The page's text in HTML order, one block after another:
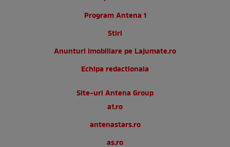
Program Antena 1
Stiri
Anunturi imobiliare pe Lajumate.ro
Echipa redactionala
Site-uri Antena Group
a1.ro
antenastars.ro
as.ro